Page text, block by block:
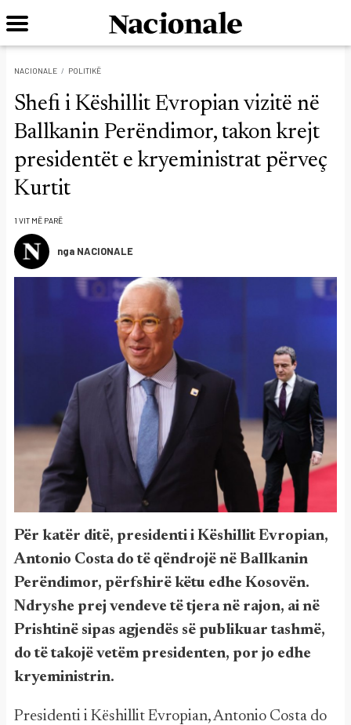
NACIONALE POLITIKË
Shefi i Këshillit Evropian vizitë në
Ballkanin Perëndimor, takon krejt
presidentët e kryeministrat përveç
Kurtit
1 VIT MË PARË
nga NACIONALE
Për katër ditë, presidenti i Këshillit Evropian,
Antonio Costa do të qëndrojë në Ballkanin
Perëndimor, përfshirë këtu edhe Kosovën.
Ndryshe prej vendeve të tjera në rajon, ai në
Prishtinë sipas agjendës së publikuar tashmë,
do të takojë vetëm presidenten, por jo edhe
kryeministrin.
Presidenti i Këshillit Evropian, Antonio Costa do